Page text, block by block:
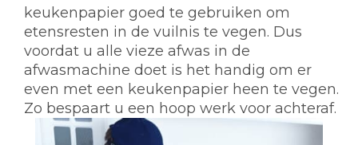
keukenpapier goed te gebruiken om
etensresten in de vuilnis te vegen. Dus
voordat u alle vieze afwas in de
afwasmachine doet is het handig om er
even met een keukenpapier heen te vegen.
Zo bespaart u een hoop werk voor achteraf.